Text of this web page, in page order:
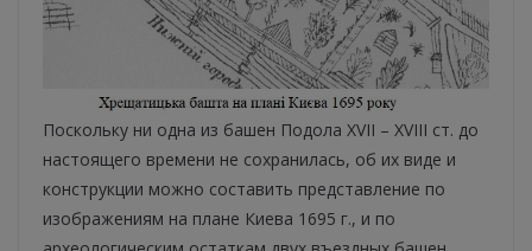
Поскольку ни одна из башен Подола XVII – XVIII ст. до
настоящего времени не сохранилась, об их виде и
конструкции можно составить представление по
изображениям на плане Киева 1695 г., и по